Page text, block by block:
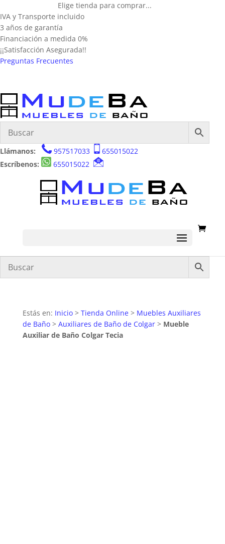
Elige tienda para comprar...
IVA y Transporte incluido
3 años de garantía
Financiación a medida 0%
¡¡Satisfacción Asegurada!!
Preguntas Frecuentes
Llámanos: 957517033
655015022
Escríbenos:
655015022
Estás en: Inicio> Tienda Online> Muebles Auxiliares
de Baño> Auxiliares de Baño de Colgar> Mueble
Auxiliar de Baño Colgar Tecia